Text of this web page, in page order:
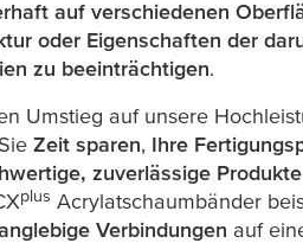
auf verschiedenen
oder Eigenschaften der
zu beeinträchtigen.
Umstieg auf unsere
Zeit sparen, Ihre
zuverlässige Produkte
plus Acrylatschaumbänder
Verbindungen auf